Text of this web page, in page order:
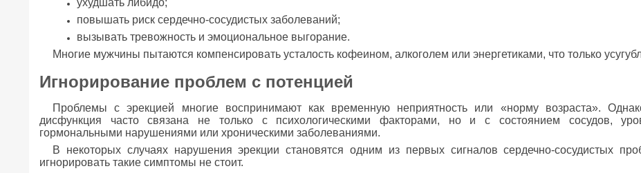
ухудшать либидо;
повышать риск сердечно-сосудистых заболеваний;
вызывать тревожность и эмоциональное выгорание.
Многие мужчины пытаются компенсировать усталость кофеином, алкоголем или энергетиками, что только
Игнорирование проблем с потенцией
Проблемы с эрекцией многие воспринимают как временную неприятность или «норму возраста».
дисфункция часто связана не только с психологическими факторами, но и с состоянием сосудов,
гормональными нарушениями или хроническими заболеваниями.
В некоторых случаях нарушения эрекции становятся одним из первых сигналов сердечно-сосудистых
игнорировать такие симптомы не стоит.